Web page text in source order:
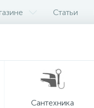
Статьи
Сантехника